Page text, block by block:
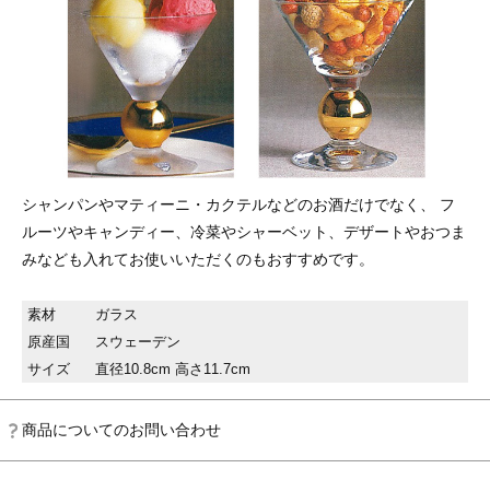
シャンパンやマティーニ・カクテルなどのお酒だけでなく、 フ
ルーツやキャンディー、冷菜やシャーベット、デザートやおつま
みなども入れてお使いいただくのもおすすめです。
素材
ガラス
原産国
スウェーデン
サイズ
直径10.8cm 高さ11.7cm
商品についてのお問い合わせ